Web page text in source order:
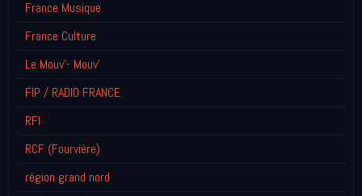
France Musique
France Culture
Le Mouv'- Mouv'
FIP / RADIO FRANCE
RFI
RCF (Fourvière)
région grand nord